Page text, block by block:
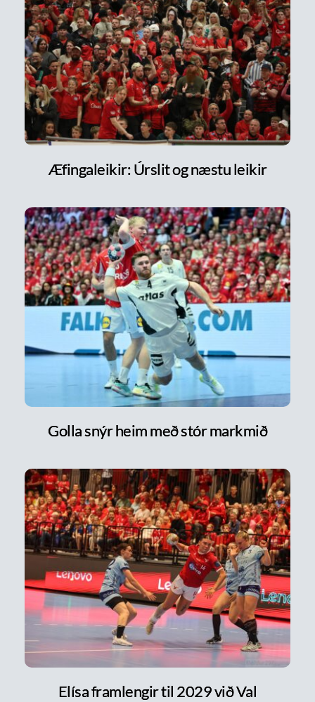
Æfingaleikir: Úrslit og næstu leikir
Golla snýr heim með stór markmið
Elísa framlengir til 2029 við Val